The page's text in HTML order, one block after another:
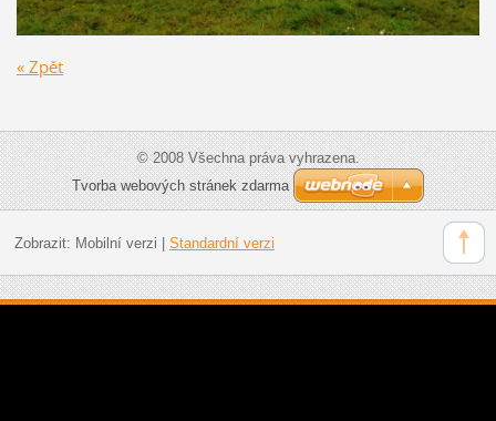
« Zpět
© 2008 Všechna práva vyhrazena.
Tvorba webových stránek zdarma
Zobrazit: Mobilní verzi Standardní verzi